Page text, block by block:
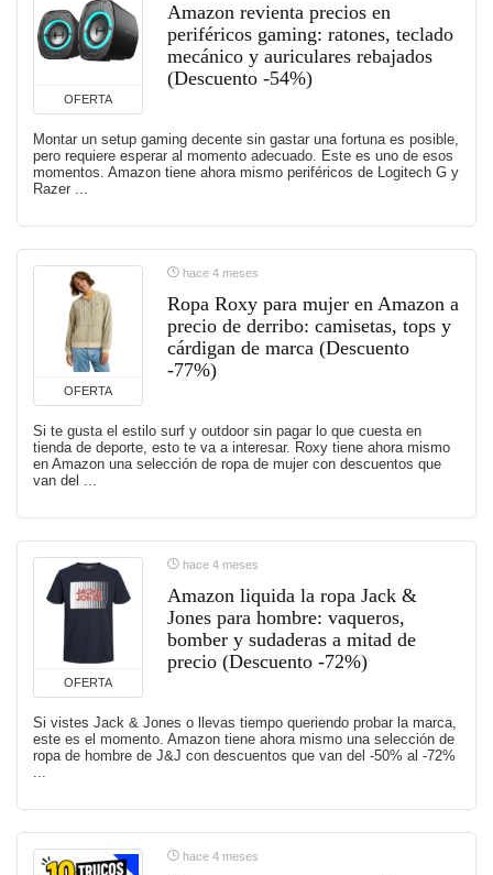
OFERTA
Amazon revienta precios en
periféricos gaming: ratones, teclado
mecánico y auriculares rebajados
(Descuento -54%)
Montar un setup gaming decente sin gastar una fortuna es posible,
pero requiere esperar al momento adecuado. Este es uno de esos
momentos. Amazon tiene ahora mismo periféricos de Logitech G y
Razer ...
OFERTA
hace 4 meses
Ropa Roxy para mujer en Amazon a
precio de derribo: camisetas, tops y
cárdigan de marca (Descuento
-77%)
Si te gusta el estilo surf y outdoor sin pagar lo que cuesta en
tienda de deporte, esto te va a interesar. Roxy tiene ahora mismo
en Amazon una selección de ropa de mujer con descuentos que
van del ...
OFERTA
hace 4 meses
Amazon liquida la ropa Jack &
Jones para hombre: vaqueros,
bomber y sudaderas a mitad de
precio (Descuento -72%)
Si vistes Jack & Jones o llevas tiempo queriendo probar la marca,
este es el momento. Amazon tiene ahora mismo una selección de
ropa de hombre de J&J con descuentos que van del -50% al -72%
...
hace 4 meses